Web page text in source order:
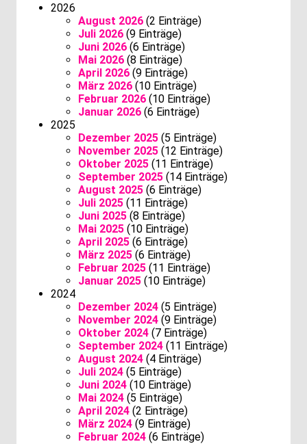
2026
August 2026 (2 Einträge)
Juli 2026 (9 Einträge)
Juni 2026 (6 Einträge)
Mai 2026 (8 Einträge)
April 2026 (9 Einträge)
März 2026 (10 Einträge)
Februar 2026 (10 Einträge)
Januar 2026 (6 Einträge)
2025
Dezember 2025 (5 Einträge)
November 2025 (12 Einträge)
Oktober 2025 (11 Einträge)
September 2025 (14 Einträge)
August 2025 (6 Einträge)
Juli 2025 (11 Einträge)
Juni 2025 (8 Einträge)
Mai 2025 (10 Einträge)
April 2025 (6 Einträge)
März 2025 (6 Einträge)
Februar 2025 (11 Einträge)
Januar 2025 (10 Einträge)
2024
Dezember 2024 (5 Einträge)
November 2024 (9 Einträge)
Oktober 2024 (7 Einträge)
September 2024 (11 Einträge)
August 2024 (4 Einträge)
Juli 2024 (5 Einträge)
Juni 2024 (10 Einträge)
Mai 2024 (5 Einträge)
April 2024 (2 Einträge)
März 2024 (9 Einträge)
Februar 2024 (6 Einträge)